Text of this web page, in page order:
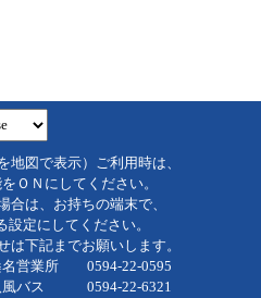
図で表示）ご利用時は、
ＯＮにしてください。
は、お持ちの端末で、
定にしてください。
下記までお願いします。
所 0594-22-0595
22-6321